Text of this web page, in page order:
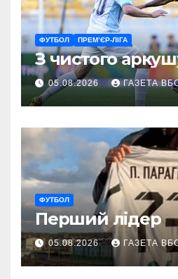
ФУТБОЛ ПРЕМ’ЄР-ЛІГА
З чистого
05.08.2026 ГАЗЕТА
ФУТБОЛ
Перший лідер
05.08.2026 ГАЗЕТА